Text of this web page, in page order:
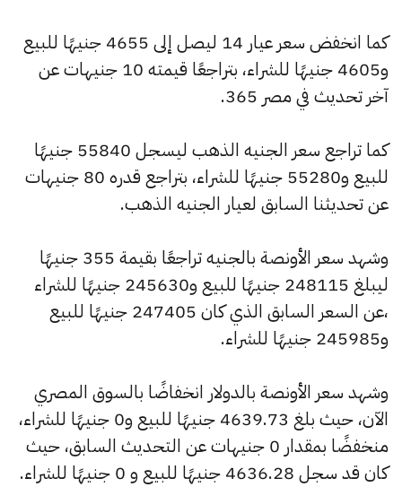
كما انخفض سعر عيار 14 ليصل إلى 4655 جنيهًا للبيع
و4605 جنيهًا للشراء، بتراجعًا قيمته 10 جنيهات عن
آخر تحديث في مصر 365.
كما تراجع سعر الجنيه الذهب ليسجل 55840 جنيهًا
للبيع و55280 جنيهًا للشراء، بتراجع قدره 80 جنيهات
عن تحديثنا السابق لعيار الجنيه الذهب.
وشهد سعر الأونصة بالجنيه تراجعًا بقيمة 355 جنيهًا
ليبلغ 248115 جنيهًا للبيع و245630 جنيهًا للشراء
،عن السعر السابق الذي كان 247405 جنيهًا للبيع
و245985 جنيهًا للشراء.
وشهد سعر الأونصة بالدولار انخفاضًا بالسوق المصري
الآن، حيث بلغ 4639.73 جنيهًا للبيع و0 جنيهًا للشراء،
منخفضًا بمقدار 0 جنيهات عن التحديث السابق، حيث
كان قد سجل 4636.28 جنيهًا للبيع و 0 جنيهًا للشراء.